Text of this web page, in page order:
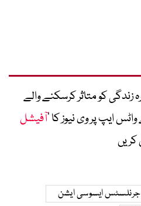
زندگی کو متاثر کرسکنے والے
ایپ پر وی نیوز کا ’آفیشل
کریں
جرنلسٹس ایسوسی ایشن